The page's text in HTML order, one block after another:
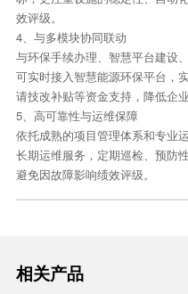
效评级。
4、与多模块协同联动
与环保手续办理、智慧平台建设
可实时接入智慧能源环保平台，
请技改补贴等资金支持，降低企业
5、高可靠性与运维保障
依托成熟的项目管理体系和专业
长期运维服务，定期巡检、预防
避免因故障影响绩效评级。
相关产品